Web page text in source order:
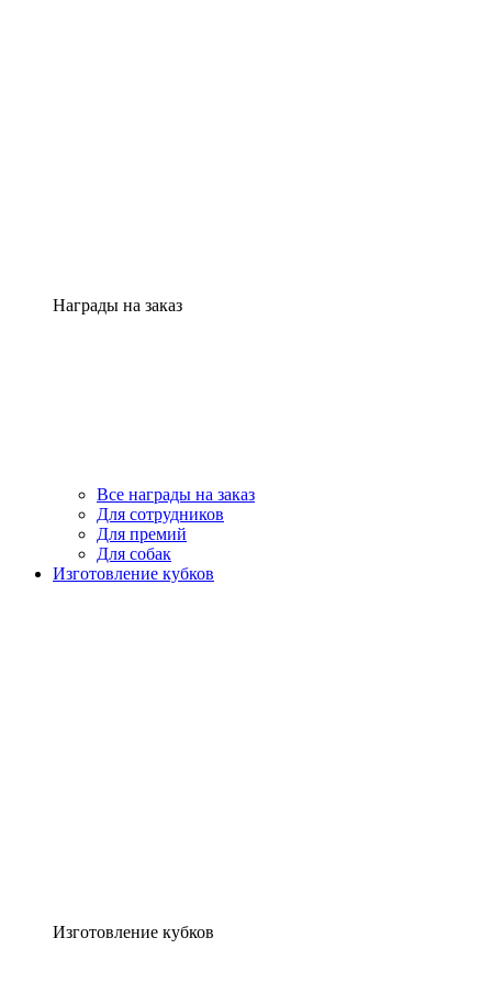
Награды на заказ
Все награды на заказ
Для сотрудников
Для премий
Для собак
Изготовление кубков
Изготовление кубков